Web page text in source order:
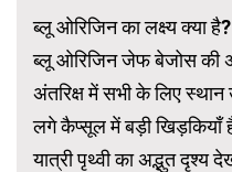
ब्लू ओरिजिन का लक्ष्य क्या है?
ब्लू ओरिजिन जेफ बेजोस की
अंतरिक्ष में सभी के लिए
लगे कैप्सूल में बड़ी खिड़कियाँ
यात्री पृथ्वी का अद्भुत